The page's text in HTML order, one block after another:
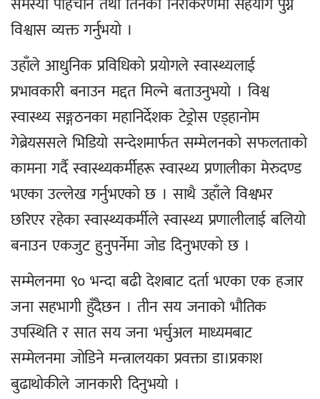
विश्वास व्यक्त गर्नुभयो ।
उहाँले आधुनिक प्रविधिको प्रयोगले स्वास्थ्यलाई
प्रभावकारी बनाउन मद्दत मिल्ने बताउनुभयो । विश्व
स्वास्थ्य सङ्गठनका महानिर्देशक टेड्रोस एड्हानोम
गेब्रेयससले भिडियो सन्देशमार्फत सम्मेलनको सफलताको
कामना गर्दै स्वास्थ्यकर्मीहरू स्वास्थ्य प्रणालीका मेरुदण्ड
भएका उल्लेख गर्नुभएको छ । साथै उहाँले विश्वभर
छरिएर रहेका स्वास्थ्यकर्मीले स्वास्थ्य प्रणालीलाई बलियो
बनाउन एकजुट हुनुपर्नेमा जोड दिनुभएको छ ।
सम्मेलनमा ९० भन्दा बढी देशबाट दर्ता भएका एक हजार
जना सहभागी हुँदैछन । तीन सय जनाको भौतिक
उपस्थिति र सात सय जना भर्चुअल माध्यमबाट
सम्मेलनमा जोडिने मन्त्रालयका प्रवक्ता डा।प्रकाश
बुढाथोकीले जानकारी दिनुभयो ।